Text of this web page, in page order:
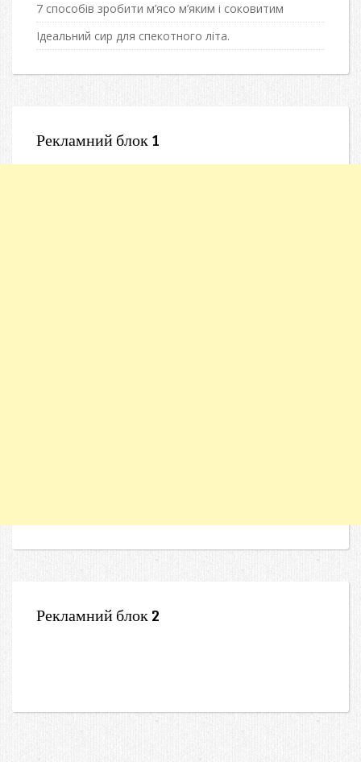
7 способів зробити м’ясо м’яким і соковитим
Ідеальний сир для спекотного літа.
Рекламний блок 1
Рекламний блок 2